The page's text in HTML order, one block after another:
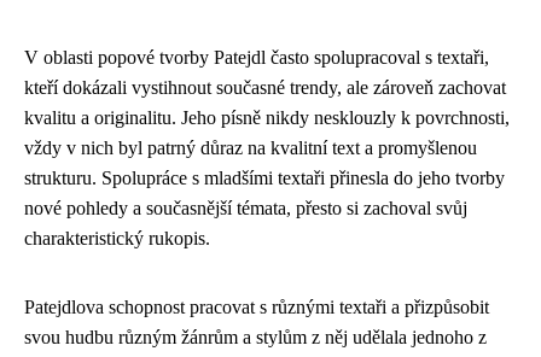
V oblasti popové tvorby Patejdl často spolupracoval s textaři,
kteří dokázali vystihnout současné trendy, ale zároveň zachovat
kvalitu a originalitu. Jeho písně nikdy nesklouzly k povrchnosti,
vždy v nich byl patrný důraz na kvalitní text a promyšlenou
strukturu. Spolupráce s mladšími textaři přinesla do jeho tvorby
nové pohledy a současnější témata, přesto si zachoval svůj
charakteristický rukopis.
Patejdlova schopnost pracovat s různými textaři a přizpůsobit
svou hudbu různým žánrům a stylům z něj udělala jednoho z